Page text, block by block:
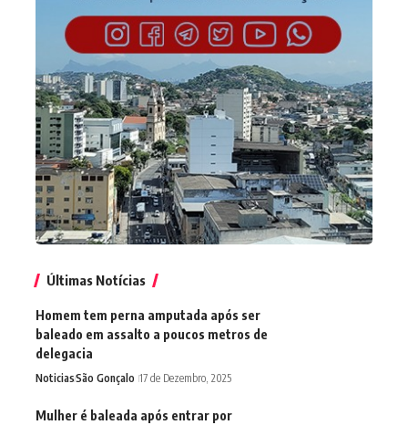
Últimas Notícias
Homem tem perna amputada após ser
baleado em assalto a poucos metros de
delegacia
NoticiasSão Gonçalo 17 de Dezembro, 2025
Mulher é baleada após entrar por